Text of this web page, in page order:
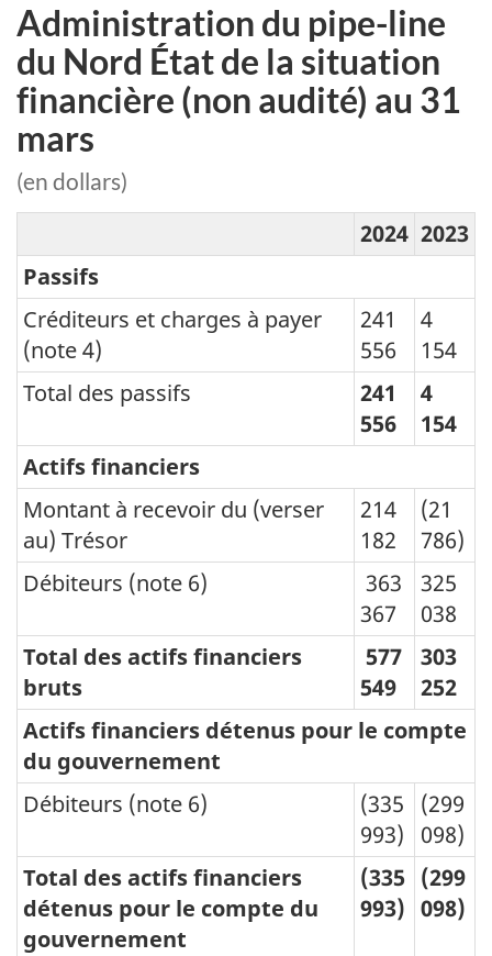
Administration du pipe-line
du Nord État de la situation
financière (non audité) au 31
mars
(en dollars)
2024 2023
Passifs
Créditeurs et charges à payer
(note 4)
241
556
4
154
Total des passifs
241
556
4
154
Actifs financiers
Montant à recevoir du (verser
au) Trésor
214
182
(21
786)
Débiteurs (note 6)
363
367
325
038
Total des actifs financiers
bruts
577
549
303
252
Actifs financiers détenus pour le compte
du gouvernement
Débiteurs (note 6)
(335
993)
(299
098)
Total des actifs financiers
détenus pour le compte du
gouvernement
(335
993)
(299
098)